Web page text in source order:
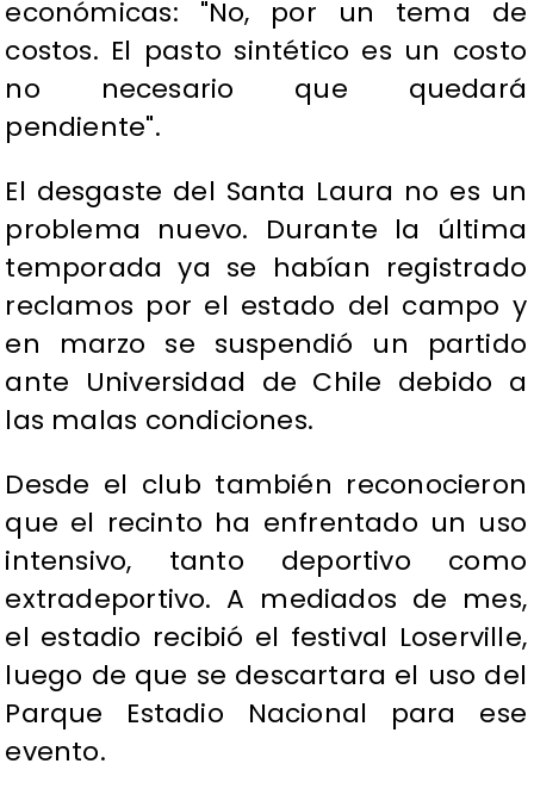
económicas: "No, por un tema de
costos. El pasto sintético es un costo
no necesario que quedará
pendiente".
El desgaste del Santa Laura no es un
problema nuevo. Durante la última
temporada ya se habían registrado
reclamos por el estado del campo y
en marzo se suspendió un partido
ante Universidad de Chile debido a
las malas condiciones.
Desde el club también reconocieron
que el recinto ha enfrentado un uso
intensivo, tanto deportivo como
extradeportivo. A mediados de mes,
el estadio recibió el festival Loserville,
luego de que se descartara el uso del
Parque Estadio Nacional para ese
evento.